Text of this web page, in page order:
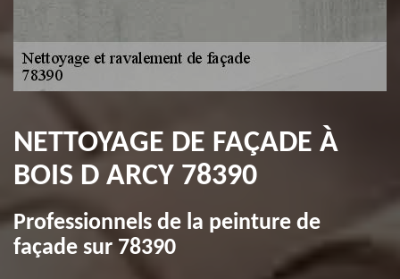
NETTOYAGE DE FAÇADE À
BOIS D ARCY 78390
Professionnels de la peinture de
façade sur 78390